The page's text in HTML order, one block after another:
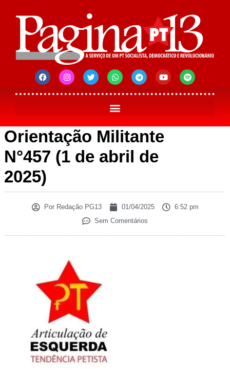
Orientação Militante
N°457 (1 de abril de
2025)
PorRedação PG13 01/04/2025
6:52 pm
Sem Comentários